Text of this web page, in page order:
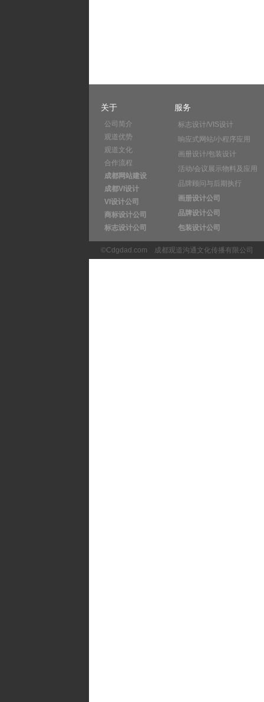
关于
公司简介
观道优势
观道文化
合作流程
成都网站建设
成都VI设计
VI设计公司
商标设计公司
标志设计公司
服务
标志设计/VIS设计
响应式网站/小程序应用
画册设计/包装设计
活动/会议展示物料及应用
品牌顾问与后期执行
画册设计公司
品牌设计公司
包装设计公司
©Cdgdad.com 成都观道沟通文化传播有限公司